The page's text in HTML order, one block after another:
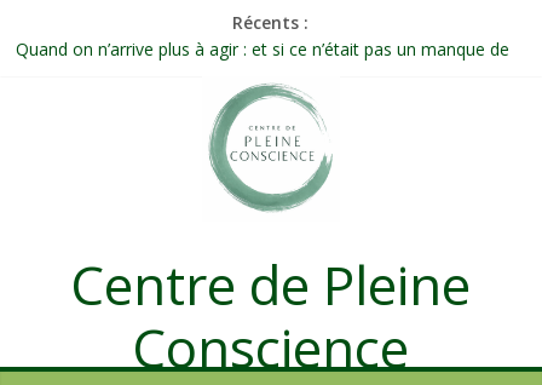
Récents :
Quand on n’arrive plus à agir : et si ce n’était pas un manque de
Une attention consciente d’elle-même, non dirigée par le mental
Méditer un peu chaque jour : un rituel profond et transformateur
Prolonger la vie ou découvrir ce qui ne vieillit pas ?
Célébrer la Vie jusque dans les petites actions
Centre de Pleine
Conscience